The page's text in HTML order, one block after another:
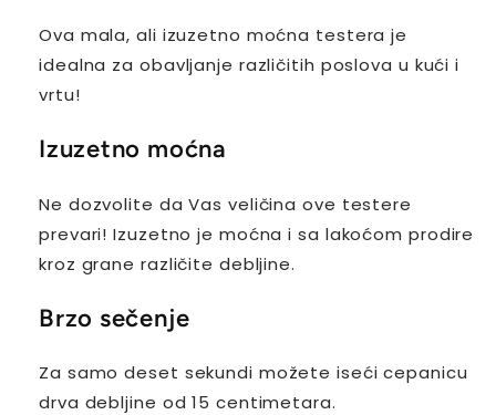
Ova mala, ali izuzetno moćna testera je
idealna za obavljanje različitih poslova u kući i
vrtu!
Izuzetno moćna
Ne dozvolite da Vas veličina ove testere
prevari! Izuzetno je moćna i sa lakoćom prodire
kroz grane različite debljine.
Brzo sečenje
Za samo deset sekundi možete iseći cepanicu
drva debljine od 15 centimetara.